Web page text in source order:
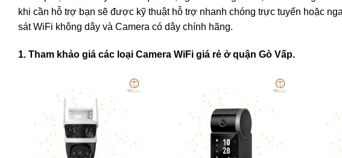
khi cần hỗ trợ bạn sẽ được kỹ thuật hỗ trợ nhanh chóng trực tuyến hoặc
sát WiFi không dây và Camera có dây chính hãng.
1. Tham khảo giá các loại Camera WiFi giá rẻ ở quận Gò Vấp.